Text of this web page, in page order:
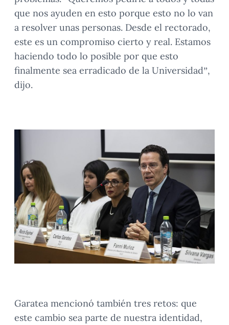
que nos ayuden en esto porque esto no lo van
a resolver unas personas. Desde el rectorado,
este es un compromiso cierto y real. Estamos
haciendo todo lo posible por que esto
finalmente sea erradicado de la Universidad”,
dijo.
Garatea mencionó también tres retos: que
este cambio sea parte de nuestra identidad,